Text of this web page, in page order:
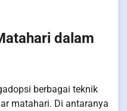
dalam
berbagai teknik
matahari. Di antaranya